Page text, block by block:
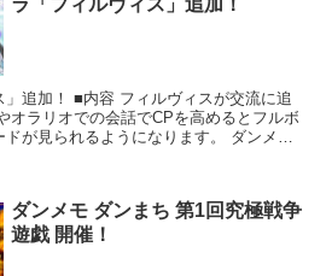
ラ「フィルヴィス」追加！
ヴィスが交流に追
られるようになります。 ダンメモ
ダンメモ ダンまち 第1回究極戦争
遊戯 開催！